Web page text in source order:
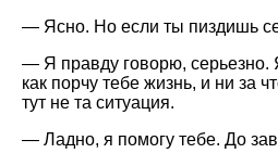
— Ясно. Но если ты пиздишь
— Я правду говорю, серьезно.
как порчу тебе жизнь, и ни за
тут не та ситуация.
— Ладно, я помогу тебе. До